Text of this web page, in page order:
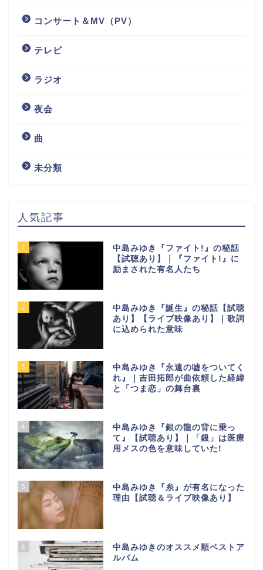
コンサート＆MV（PV）
テレビ
ラジオ
夜会
曲
未分類
人気記事
1
中島みゆき『ファイト!』の秘話
【試聴あり】｜『ファイト!』に
励まされた有名人たち
2
中島みゆき『誕生』の秘話【試聴
あり】【ライブ映像あり】｜歌詞
に込められた意味
3
中島みゆき『永遠の嘘をついてく
れ』｜吉田拓郎が曲依頼した経緯
と「つま恋」の舞台裏
4
中島みゆき『銀の龍の背に乗っ
て』【試聴あり】｜「銀」は医療
用メスの色を意味していた!
5
中島みゆき『糸』が有名になった
理由【試聴＆ライブ映像あり】
6
中島みゆきのオススメ順ベストア
ルバム